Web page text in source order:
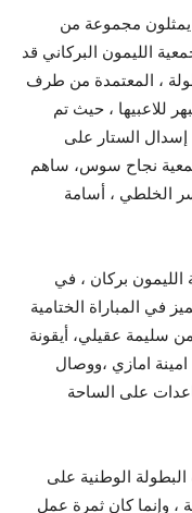
يمثلون مجموعة من
الليمون البركاني قد
، المعتمدة من طرف
للاعبيها ، حيث تم
الستار على
جمعية نجاح سوس، ساهم
الخلطي ، أسامة
بركان ، في
في المباراة الختامية
سليمة عقيلي، أيقونة
امازي ،ووصال
على الساحة
الوطنية على
، وإنما كان ثمرة عمل